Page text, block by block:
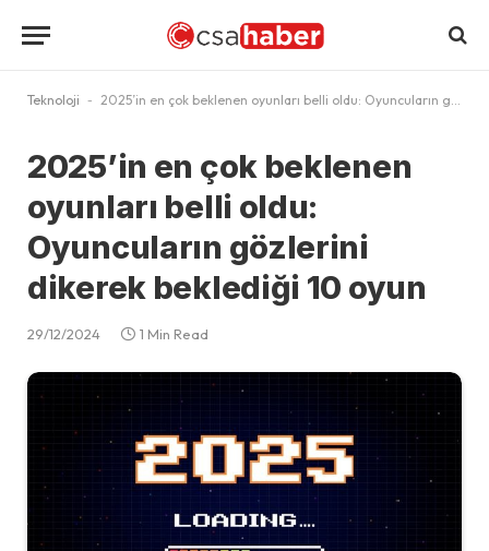
Teknoloji - 2025’in en çok beklenen oyunları belli oldu: Oyuncuların gözlerini dikerek beklediği 10 oyun
2025’in en çok beklenen
oyunları belli oldu:
Oyuncuların gözlerini
dikerek beklediği 10 oyun
29/12/2024 1 Min Read